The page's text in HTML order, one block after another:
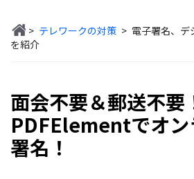
概要
ソリューション
企業情報
サポート
デスクトップ
PDFelement Mac版
アプリ
製品機能
PDF 作成
PDF 変換
個人向け
法人向け
製品ガイド
Windowsユーザー向け
PDFelement 12へ
アップグレード！
> テレワークの対策 > 電子署名、デ
を紹介
面会不要＆郵送不要
PDFElementでオン
署名！